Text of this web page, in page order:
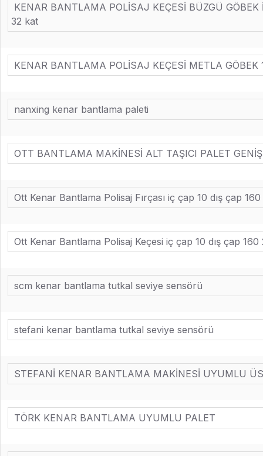
KENAR BANTLAMA POLİSAJ KEÇESİ BÜZGÜ GÖBEK
32 kat
KENAR BANTLAMA POLİSAJ KEÇESİ METLA GÖBEK
nanxing kenar bantlama paleti
OTT BANTLAMA MAKİNESİ ALT TAŞICI PALET GENİŞ
Ott Kenar Bantlama Polisaj Fırçası iç çap 10 dış çap
Ott Kenar Bantlama Polisaj Keçesi iç çap 10 dış çap
scm kenar bantlama tutkal seviye sensörü
stefani kenar bantlama tutkal seviye sensörü
STEFANİ KENAR BANTLAMA MAKİNESİ UYUMLU
TÖRK KENAR BANTLAMA UYUMLU PALET